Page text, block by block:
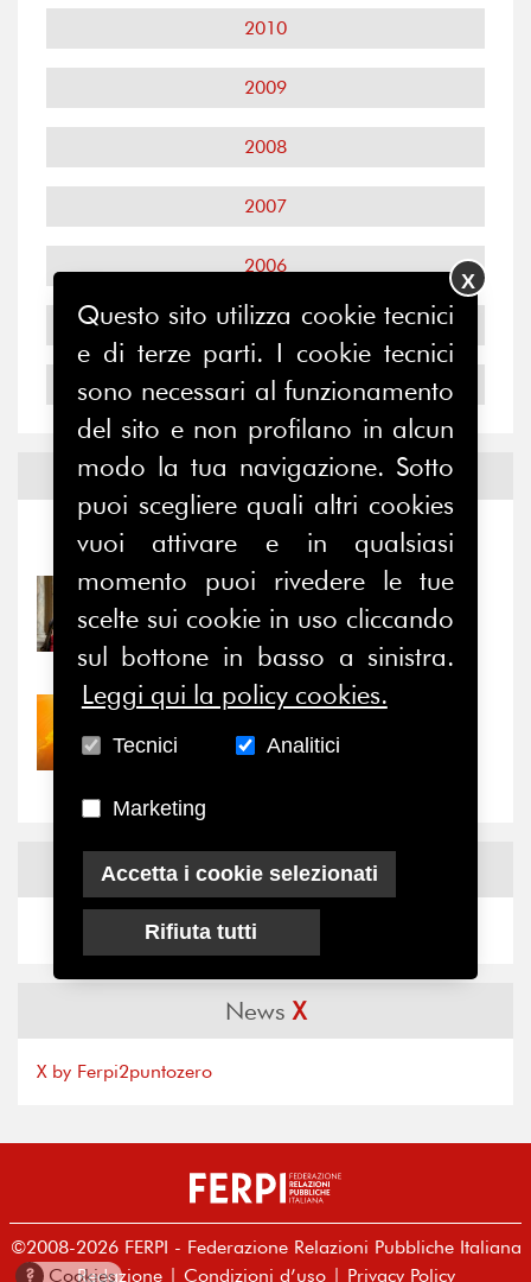
2010
2009
2008
2007
2006
2005
2004
Notizie edEventi
Notizie - Eventi
31/07/2026
Prima della pausa estiva,
il valore di...
Nove anni dopo la
NewsFacebook
NewsX
X by Ferpi2puntozero
©2008-2026 FERPI - Federazione Relazioni Pubbliche Italiana
Redazione| Condizioni d’uso| Privacy Policy
? Cookies
Questo sito utilizza cookie tecnici
e di terze parti. I cookie tecnici
sono necessari al funzionamento
del sito e non profilano in alcun
modo la tua navigazione. Sotto
puoi scegliere quali altri cookies
vuoi attivare e in qualsiasi
momento puoi rivedere le tue
scelte sui cookie in uso cliccando
sul bottone in basso a sinistra.
Leggi qui la policy cookies.
Tecnici Analitici
Marketing
Accetta i cookie selezionati
Rifiuta tutti
X